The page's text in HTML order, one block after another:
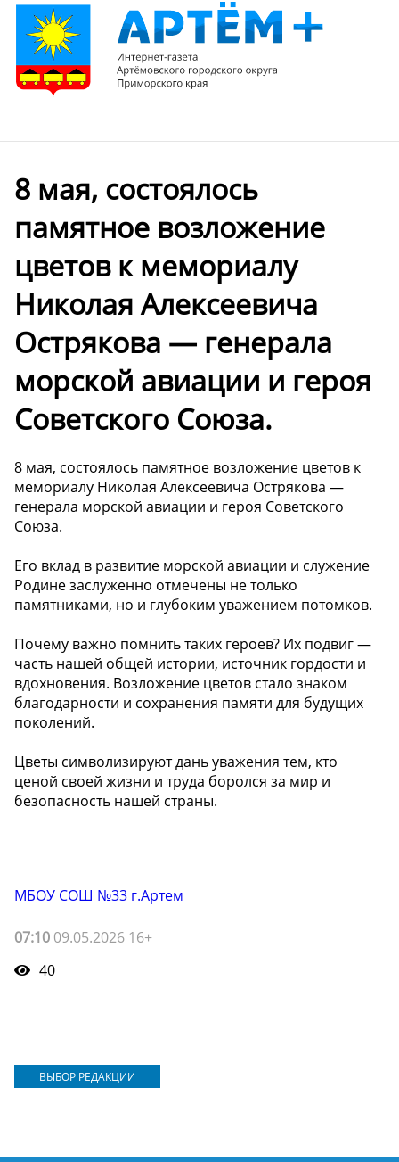
8 мая, состоялось
памятное возложение
цветов к мемориалу
Николая Алексеевича
Острякова — генерала
морской авиации и героя
Советского Союза.
8 мая, состоялось памятное возложение цветов к
мемориалу Николая Алексеевича Острякова —
генерала морской авиации и героя Советского
Союза.
Его вклад в развитие морской авиации и служение
Родине заслуженно отмечены не только
памятниками, но и глубоким уважением потомков.
Почему важно помнить таких героев? Их подвиг —
часть нашей общей истории, источник гордости и
вдохновения. Возложение цветов стало знаком
благодарности и сохранения памяти для будущих
поколений.
Цветы символизируют дань уважения тем, кто
ценой своей жизни и труда боролся за мир и
безопасность нашей страны.
МБОУ СОШ №33 г.Артем
07:10 09.05.2026 16+
40
ВЫБОР РЕДАКЦИИ